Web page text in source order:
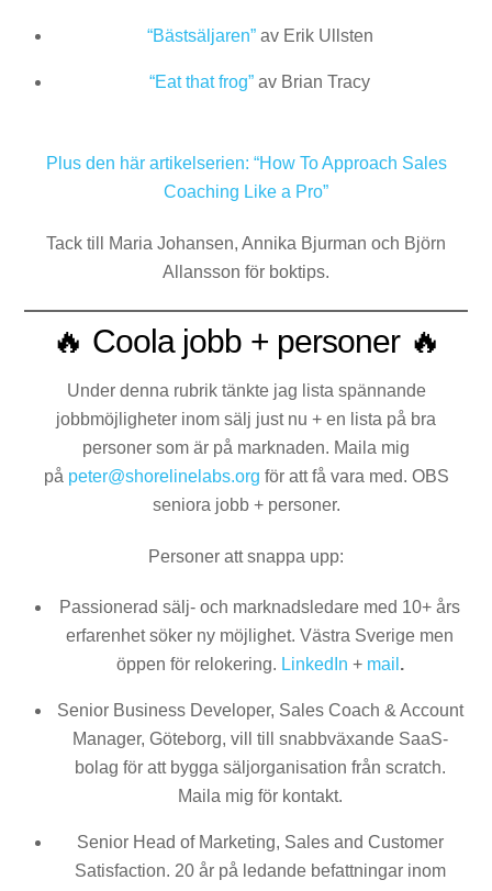
“Bästsäljaren”av Erik Ullsten
“Eat that frog” av Brian Tracy
Plus den här artikelserien: “How To Approach Sales
Coaching Like a Pro”
Tack till Maria Johansen, Annika Bjurman och Björn
Allansson för boktips.
🔥 Coola jobb + personer 🔥
Under denna rubrik tänkte jag lista spännande
jobbmöjligheter inom sälj just nu + en lista på bra
personer som är på marknaden. Maila mig
på peter@shorelinelabs.org för att få vara med. OBS
seniora jobb + personer.
Personer att snappa upp:
Passionerad sälj- och marknadsledare med 10+ års
erfarenhet söker ny möjlighet. Västra Sverige men
öppen för relokering. LinkedIn + mail .
Senior Business Developer, Sales Coach & Account
Manager, Göteborg, vill till snabbväxande SaaS-
bolag för att bygga säljorganisation från scratch.
Maila mig för kontakt.
Senior Head of Marketing, Sales and Customer
Satisfaction. 20 år på ledande befattningar inom